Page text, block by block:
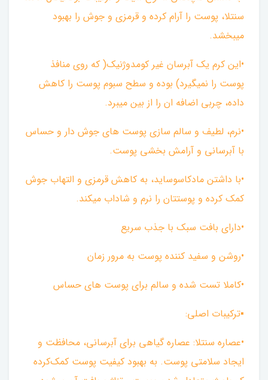
سنتلا، پوست را آرام کرده و قرمزی و جوش را بهبود
میبخشد.
•این کرم یک آبرسان غیر کومدوژنیک( که روی منافذ
پوست را نمیگیرد) بوده و سطح سبوم پوست را کاهش
داده، چربی اضافه ان را از بین میبرد.
•نرم، لطیف و سالم سازی پوست های جوش دار و حساس
با آبرسانی و آرامش بخشی پوست.
•با داشتن مادکاسوساید، به کاهش قرمزی و التهاب جوش
کمک کرده و پوستتان را نرم و شاداب میکند.
•دارای بافت سبک با جذب سریع
•روشن و سفید کننده پوست به مرور زمان
•کاملا تست شده و سالم برای پوست های حساس
▪︎ترکیبات اصلی:
•عصاره سنتلا: عصاره گیاهی برای آبرسانی، محافظت و
ایجاد سلامتی پوست. به بهبود کیفیت پوست کمک‌کرده